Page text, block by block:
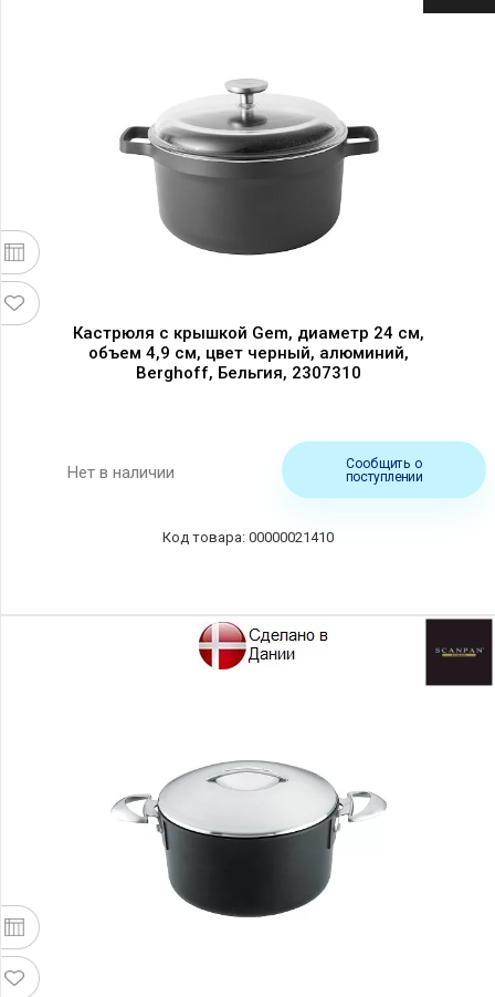
Кастрюля с крышкой Gem, диаметр 24 см,
объем 4,9 см, цвет черный, алюминий,
Berghoff, Бельгия, 2307310
Нет в наличии
Сообщить о
поступлении
00000021410